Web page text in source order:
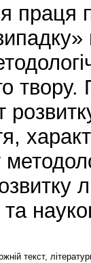
текст,